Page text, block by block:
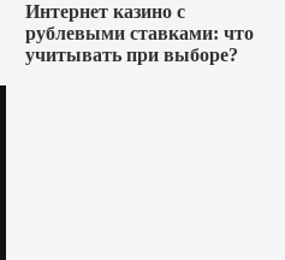
Интернет казино с
рублевыми ставками: что
учитывать при выборе?